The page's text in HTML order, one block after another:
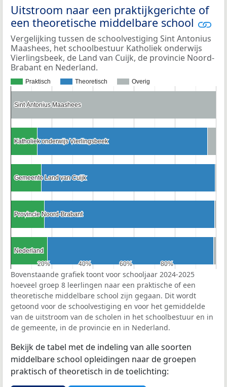
Uitstroom naar een praktijkgerichte of
een theoretische middelbare school
Vergelijking tussen de schoolvestiging Sint Antonius
Maashees, het schoolbestuur Katholiek onderwijs
Vierlingsbeek, de Land van Cuijk, de provincie Noord-
Brabant en Nederland.
Praktisch Theoretisch Overig
20%
20% 40%
40% 60%
60% 80%
80%
Sint Antonius Maashees
Sint Antonius Maashees
Katholiek onderwijs Vierlingsbeek
Katholiek onderwijs Vierlingsbeek
Gemeente Land van Cuijk
Gemeente Land van Cuijk
Provincie Noord-Brabant
Provincie Noord-Brabant
Nederland
Nederland
Bovenstaande grafiek toont voor schooljaar 2024-2025
hoeveel groep 8 leerlingen naar een praktische of een
theoretische middelbare school zijn gegaan. Dit wordt
getoond voor de schoolvestiging en voor het gemiddelde
van de uitstroom van de scholen in het schoolbestuur en in
de gemeente, in de provincie en in Nederland.
Bekijk de tabel met de indeling van alle soorten
middelbare school opleidingen naar de groepen
praktisch of theoretisch in de toelichting: